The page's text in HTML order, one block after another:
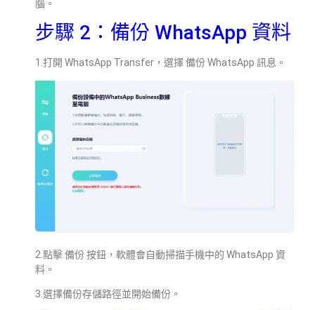
腦。
步驟 2：備份 WhatsApp 資料
1.打開 WhatsApp Transfer，選擇 備份 WhatsApp 訊息。
2.點擊 備份 按鈕，軟體會自動掃描手機中的 WhatsApp 資
料。
3.選擇備份存儲路徑並開始備份。